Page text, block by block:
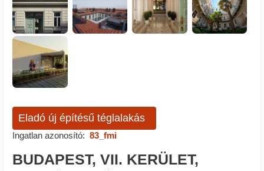
Eladó új építésű téglalakás
Ingatlan azonosító: 83_fmi
BUDAPEST, VII. KERÜLET,